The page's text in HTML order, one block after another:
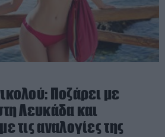
Ποζάρει με
Λευκάδα και
τις αναλογίες της